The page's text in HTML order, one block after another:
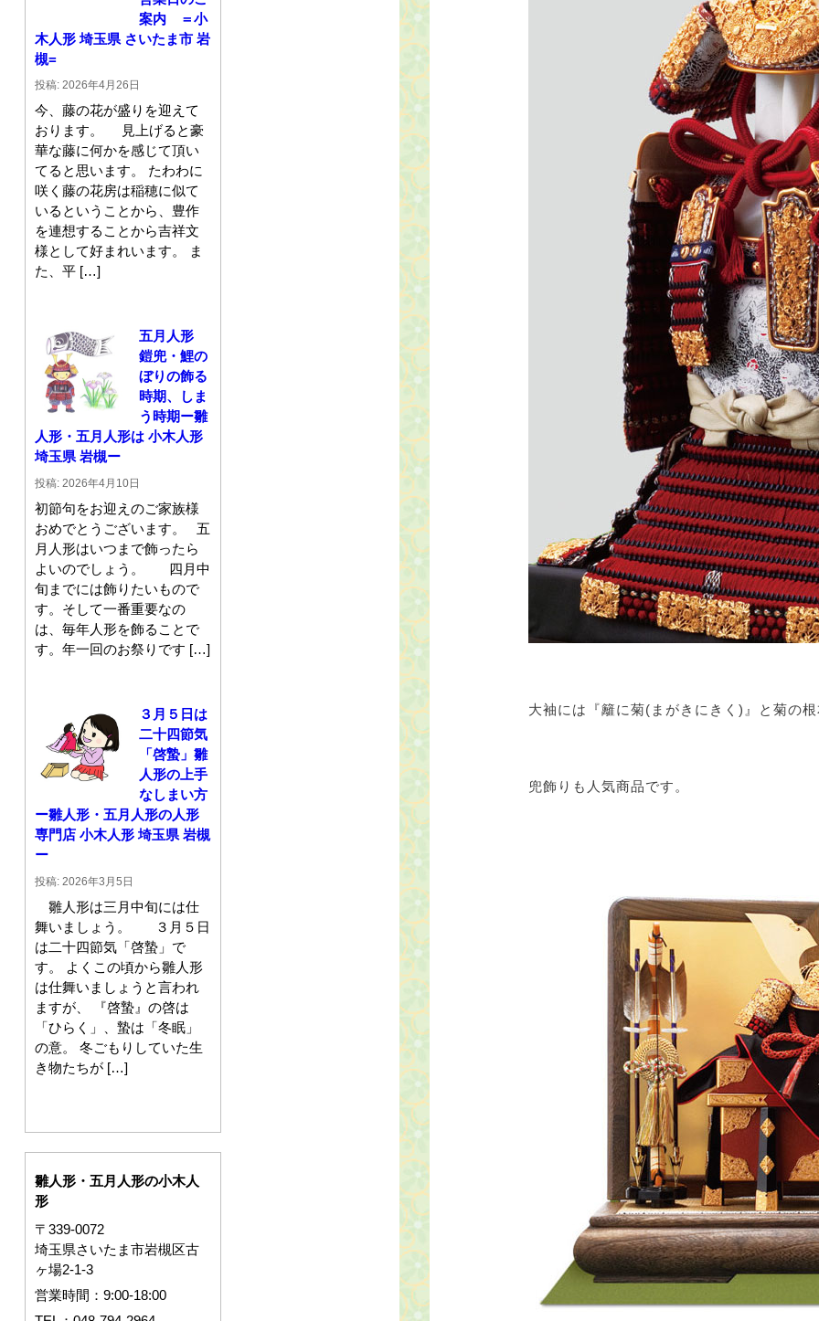
案内 ＝小
木人形 埼玉県 さいたま市 岩
槻=
投稿: 2026年4月26日
今、藤の花が盛りを迎えて
おります。 見上げると豪
華な藤に何かを感じて頂い
てると思います。 たわわに
咲く藤の花房は稲穂に似て
いるということから、豊作
を連想することから吉祥文
様として好まれいます。 ま
た、平 […]
五月人形
鎧兜・鯉の
ぼりの飾る
時期、しま
う時期ー雛
人形・五月人形は 小木人形
埼玉県 岩槻ー
投稿: 2026年4月10日
初節句をお迎えのご家族様
おめでとうございます。 五
月人形はいつまで飾ったら
よいのでしょう。 四月中
旬までには飾りたいもので
す。そして一番重要なの
は、毎年人形を飾ることで
す。年一回のお祭りです […]
３月５日は
二十四節気
「啓蟄」雛
人形の上手
なしまい方
ー雛人形・五月人形の人形
専門店 小木人形 埼玉県 岩槻
ー
投稿: 2026年3月5日
雛人形は三月中旬には仕
舞いましょう。 ３月５日
は二十四節気「啓蟄」で
す。 よくこの頃から雛人形
は仕舞いましょうと言われ
ますが、 『啓蟄』の啓は
「ひらく」、蟄は「冬眠」
の意。 冬ごもりしていた生
き物たちが […]
雛人形・五月人形の小木人
形
〒339-0072
埼玉県さいたま市岩槻区古
ヶ場2-1-3
営業時間：9:00-18:00
大袖には『籬に菊(まがきにきく)』と菊の
兜飾りも人気商品です。